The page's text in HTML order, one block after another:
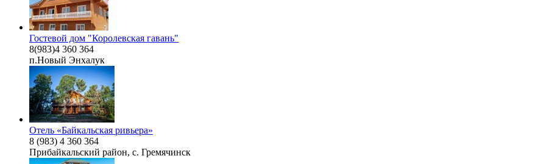
Гостевой дом "Королевская гавань"
8(983)4 360 364
п.Новый Энхалук
Отель «Байкальская ривьера»
8 (983) 4 360 364
Прибайкальский район, с. Гремячинск